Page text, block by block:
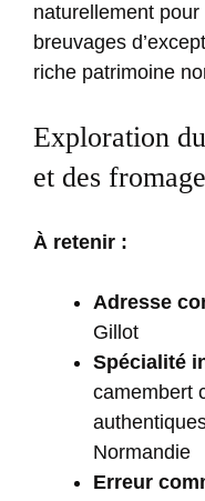
naturellement
breuvages
riche patrimoine
Exploration
et des
À retenir :
Adresse
Gillot
Spécialité
camembert
Normandie
Erreur